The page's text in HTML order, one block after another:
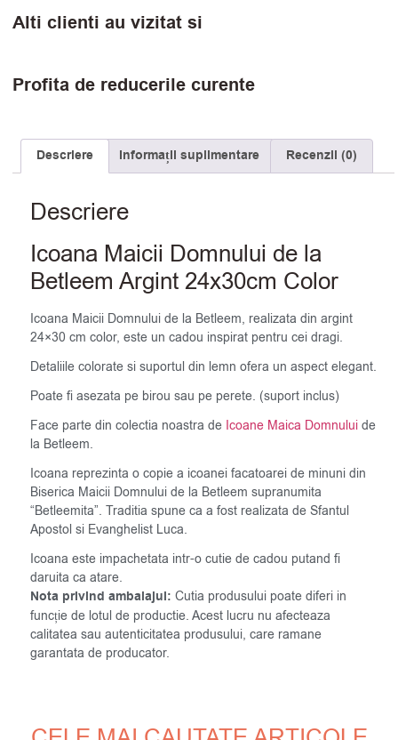
Alti clienti au vizitat si
Profita de reducerile curente
Descriere Informații suplimentare Recenzii (0)
Descriere
Icoana Maicii Domnului de la
Betleem Argint 24x30cm Color
Icoana Maicii Domnului de la Betleem, realizata din argint
24×30 cm color, este un cadou inspirat pentru cei dragi.
Detaliile colorate si suportul din lemn ofera un aspect elegant.
Poate fi asezata pe birou sau pe perete. (suport inclus)
Face parte din colectia noastra de Icoane Maica Domnului de
la Betleem.
Icoana reprezinta o copie a icoanei facatoarei de minuni din
Biserica Maicii Domnului de la Betleem supranumita
“Betleemita”. Traditia spune ca a fost realizata de Sfantul
Apostol si Evanghelist Luca.
Icoana este impachetata intr-o cutie de cadou putand fi
daruita ca atare.
Nota privind ambalajul: Cutia produsului poate diferi in
funcție de lotul de productie. Acest lucru nu afecteaza
calitatea sau autenticitatea produsului, care ramane
garantata de producator.